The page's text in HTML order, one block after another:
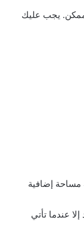
يجب عليك
مساحة إضافية
عندما تأتي